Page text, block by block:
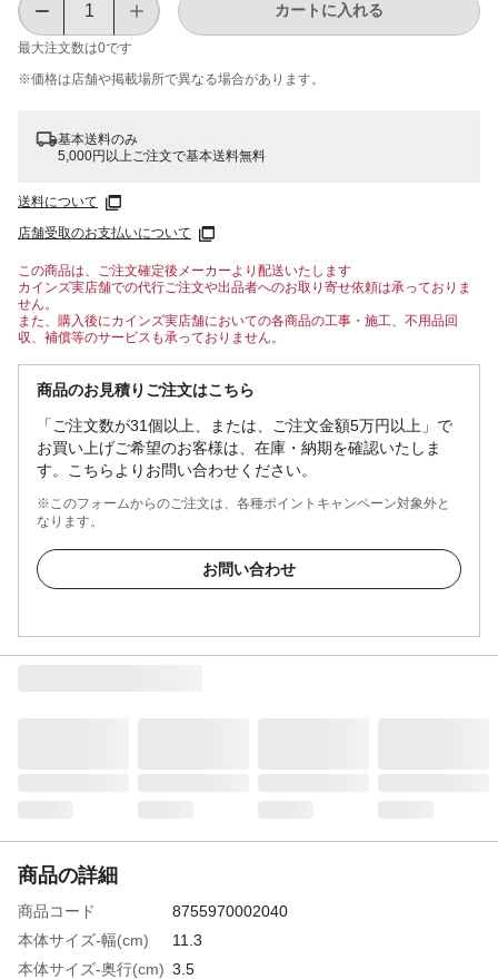
最大注文数は0です
カートに入れる
※価格は​店舗や​掲載場所で​異なる​場合が​あります。
基本送料のみ
5,000円以上ご注文で基本送料無料
送料について
店舗受取のお支払いについて
この商品は、ご注文確定後メーカーより配送いたします
カインズ実店舗での代行ご注文や出品者へのお取り寄せ依頼は承っておりま
せん。
また、購入後にカインズ実店舗においての各商品の工事・施工、不用品回
収、補償等のサービスも承っておりません。
商品のお見積りご注文はこちら
「ご注文数が31個以上、または、ご注文金額5万円以上」で
お買い上げご希望のお客様は、在庫・納期を確認いたしま
す。こちらよりお問い合わせください。
※このフォームからのご注文は、各種ポイントキャンペーン対象外と
なります。
お問い合わせ
商品の詳細
商品コード
8755970002040
本体サイズ-幅(cm)
11.3
本体サイズ-奥行(cm) 3.5